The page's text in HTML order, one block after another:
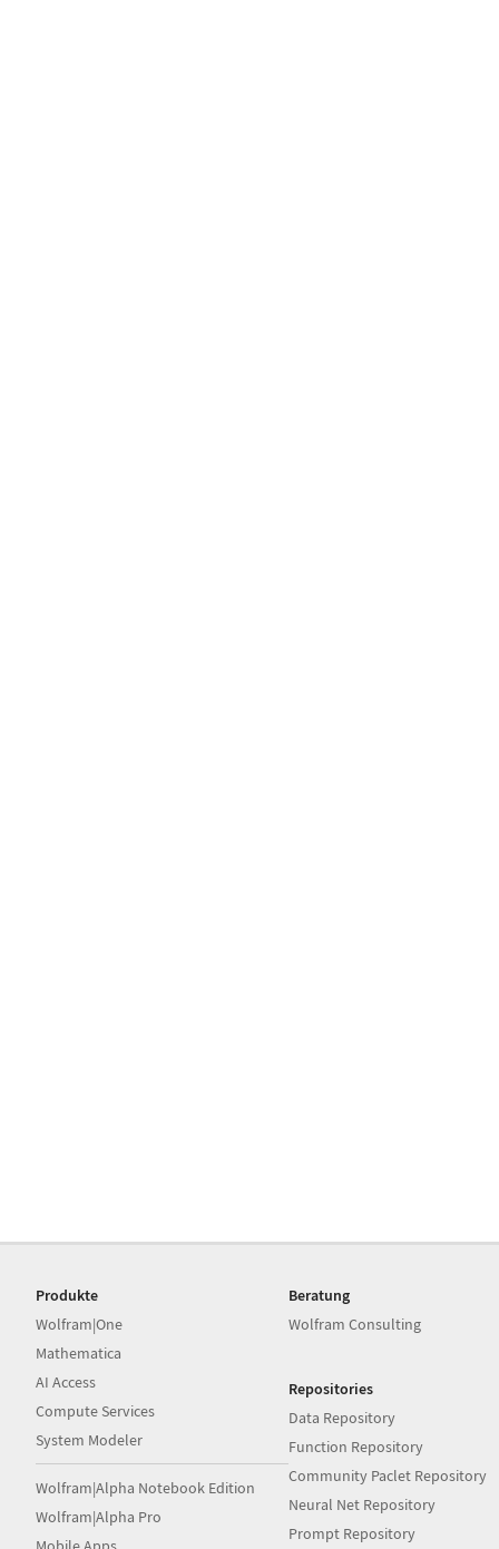
Produkte
Wolfram|One
Mathematica
AI Access
Compute Services
System Modeler
Wolfram|Alpha Notebook Edition
Wolfram|Alpha Pro
Beratung
Wolfram Consulting
Repositories
Data Repository
Function Repository
Community Paclet Repository
Neural Net Repository
Prompt Repository